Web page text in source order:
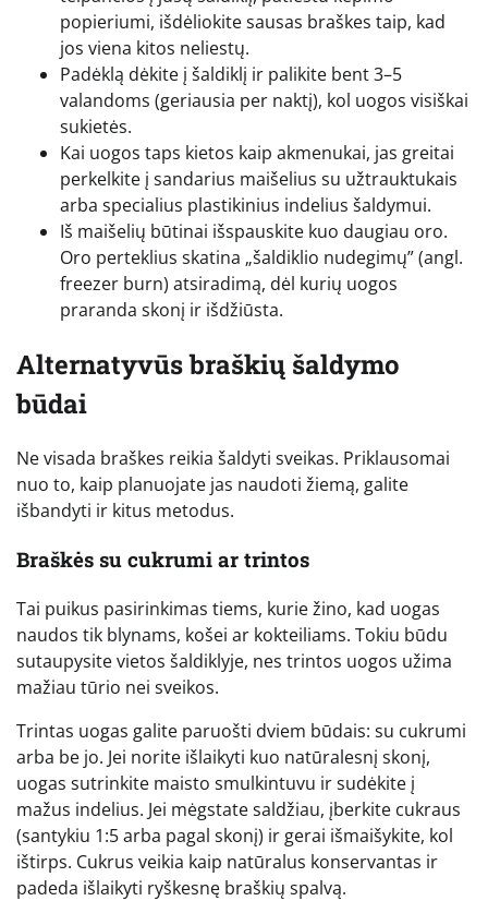
popieriumi, išdėliokite sausas braškes taip, kad
jos viena kitos neliestų.
Padėklą dėkite į šaldiklį ir palikite bent 3–5
valandoms (geriausia per naktį), kol uogos visiškai
sukietės.
Kai uogos taps kietos kaip akmenukai, jas greitai
perkelkite į sandarius maišelius su užtrauktukais
arba specialius plastikinius indelius šaldymui.
Iš maišelių būtinai išspauskite kuo daugiau oro.
Oro perteklius skatina „šaldiklio nudegimų” (angl.
freezer burn) atsiradimą, dėl kurių uogos
praranda skonį ir išdžiūsta.
Alternatyvūs braškių šaldymo
būdai
Ne visada braškes reikia šaldyti sveikas. Priklausomai
nuo to, kaip planuojate jas naudoti žiemą, galite
išbandyti ir kitus metodus.
Braškės su cukrumi ar trintos
Tai puikus pasirinkimas tiems, kurie žino, kad uogas
naudos tik blynams, košei ar kokteiliams. Tokiu būdu
sutaupysite vietos šaldiklyje, nes trintos uogos užima
mažiau tūrio nei sveikos.
Trintas uogas galite paruošti dviem būdais: su cukrumi
arba be jo. Jei norite išlaikyti kuo natūralesnį skonį,
uogas sutrinkite maisto smulkintuvu ir sudėkite į
mažus indelius. Jei mėgstate saldžiau, įberkite cukraus
(santykiu 1:5 arba pagal skonį) ir gerai išmaišykite, kol
ištirps. Cukrus veikia kaip natūralus konservantas ir
padeda išlaikyti ryškesnę braškių spalvą.